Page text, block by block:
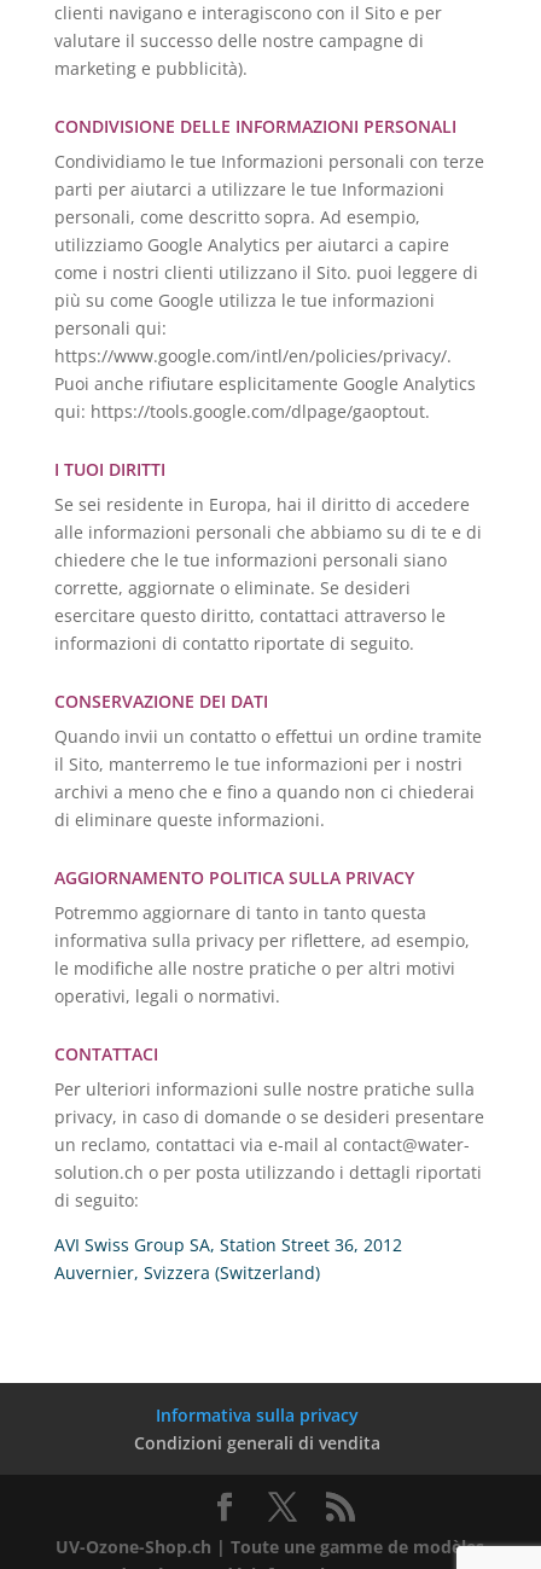
clienti navigano e interagiscono con il Sito e per
valutare il successo delle nostre campagne di
marketing e pubblicità).
CONDIVISIONE DELLE INFORMAZIONI PERSONALI
Condividiamo le tue Informazioni personali con terze
parti per aiutarci a utilizzare le tue Informazioni
personali, come descritto sopra. Ad esempio,
utilizziamo Google Analytics per aiutarci a capire
come i nostri clienti utilizzano il Sito. puoi leggere di
più su come Google utilizza le tue informazioni
personali qui:
https://www.google.com/intl/en/policies/privacy/.
Puoi anche rifiutare esplicitamente Google Analytics
qui: https://tools.google.com/dlpage/gaoptout.
I TUOI DIRITTI
Se sei residente in Europa, hai il diritto di accedere
alle informazioni personali che abbiamo su di te e di
chiedere che le tue informazioni personali siano
corrette, aggiornate o eliminate. Se desideri
esercitare questo diritto, contattaci attraverso le
informazioni di contatto riportate di seguito.
CONSERVAZIONE DEI DATI
Quando invii un contatto o effettui un ordine tramite
il Sito, manterremo le tue informazioni per i nostri
archivi a meno che e fino a quando non ci chiederai
di eliminare queste informazioni.
AGGIORNAMENTO POLITICA SULLA PRIVACY
Potremmo aggiornare di tanto in tanto questa
informativa sulla privacy per riflettere, ad esempio,
le modifiche alle nostre pratiche o per altri motivi
operativi, legali o normativi.
CONTATTACI
Per ulteriori informazioni sulle nostre pratiche sulla
privacy, in caso di domande o se desideri presentare
un reclamo, contattaci via e-mail al contact@water-
solution.ch o per posta utilizzando i dettagli riportati
di seguito:
AVI Swiss Group SA, Station Street 36, 2012
Auvernier, Svizzera (Switzerland)
Informativa sulla privacy
Condizioni generali di vendita
UV-Ozone-Shop.ch | Toute une gamme de modèles